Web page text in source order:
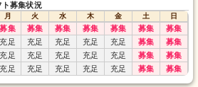
ト募集状況
月 火 水 木 金 土
日
募集 募集 募集 募集 募集 募集 募集
充足 充足 充足 充足 充足 募集 募集
充足 充足 充足 充足 充足 募集 募集
充足 充足 充足 充足 充足 募集 募集